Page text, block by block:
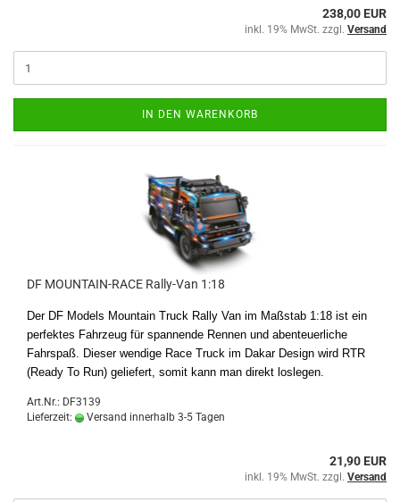
238,00 EUR
inkl. 19% MwSt. zzgl. Versand
IN DEN WARENKORB
DF MOUNTAIN-RACE Rally-Van 1:18
Der DF Models Mountain Truck Rally Van im Maßstab 1:18 ist ein
perfektes Fahrzeug für spannende Rennen und abenteuerliche
Fahrspaß. Dieser wendige Race Truck im Dakar Design wird RTR
(Ready To Run) geliefert, somit kann man direkt loslegen.
Art.Nr.: DF3139
Lieferzeit:
Versand innerhalb 3-5 Tagen
21,90 EUR
inkl. 19% MwSt. zzgl. Versand